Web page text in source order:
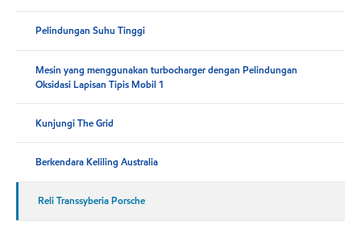
Pelindungan Suhu Tinggi
Mesin yang menggunakan turbocharger dengan Pelindungan
Oksidasi Lapisan Tipis Mobil 1
Kunjungi The Grid
Berkendara Keliling Australia
Reli Transsyberia Porsche